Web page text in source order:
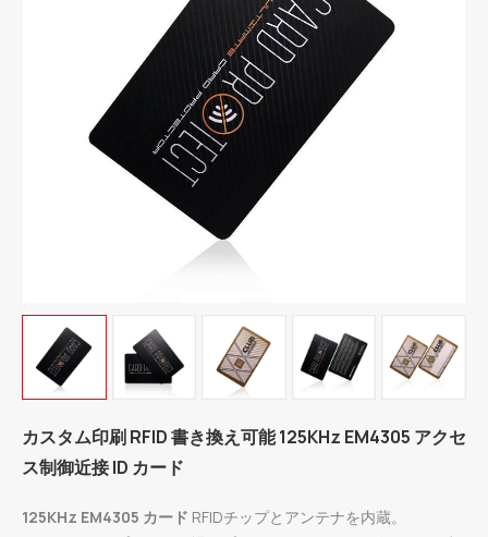
カスタム印刷 RFID 書き換え可能 125KHz EM4305 アクセ
ス制御近接 ID カード
125KHz EM4305 カード RFIDチップとアンテナを内蔵。